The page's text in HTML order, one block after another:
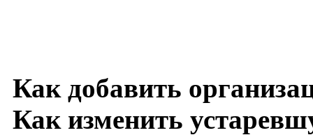
Как добавить
Как изменить